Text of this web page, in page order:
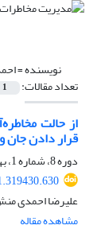
نویسنده =
تعداد مقالات: 1
از حالت
قرار دادن جان
دوره 8، شماره 1، بهار 1400، صفحه
علیرضا احمدی
مشاهده مقاله